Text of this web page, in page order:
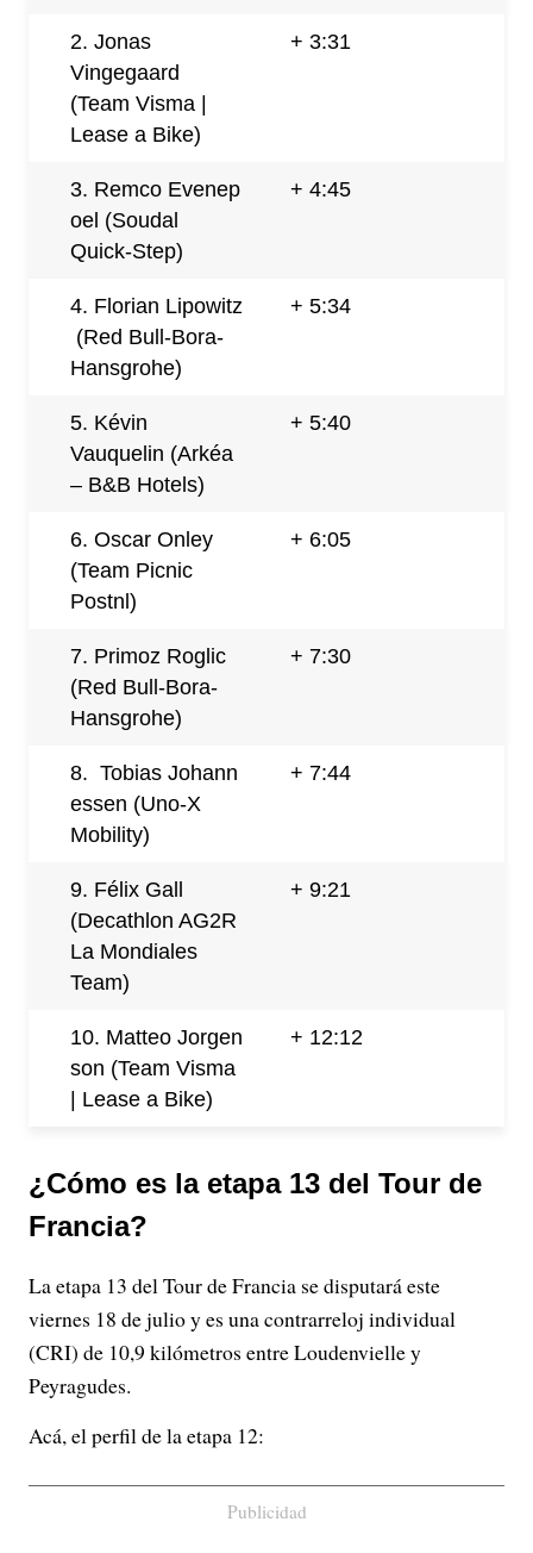
2. Jonas
Vingegaard
(Team Visma |
Lease a Bike)
+ 3:31
3. Remco Evenep
oel (Soudal
Quick-Step)
+ 4:45
4. Florian Lipowitz
(Red Bull-Bora-
Hansgrohe)
+ 5:34
5. Kévin
Vauquelin (Arkéa
– B&B Hotels)
+ 5:40
6. Oscar Onley
(Team Picnic
Postnl)
+ 6:05
7. Primoz Roglic
(Red Bull-Bora-
Hansgrohe)
+ 7:30
8. Tobias Johann
essen (Uno-X
Mobility)
+ 7:44
9. Félix Gall
(Decathlon AG2R
La Mondiales
Team)
+ 9:21
10. Matteo Jorgen
son (Team Visma
| Lease a Bike)
+ 12:12
¿Cómo es la etapa 13 del Tour de
Francia?
La etapa 13 del Tour de Francia se disputará este
viernes 18 de julio y es una contrarreloj individual
(CRI) de 10,9 kilómetros entre Loudenvielle y
Peyragudes.
Acá, el perfil de la etapa 12:
Publicidad